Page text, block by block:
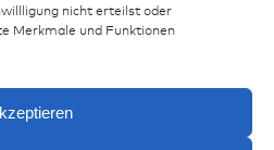
nicht erteilst oder
Merkmale und Funktionen